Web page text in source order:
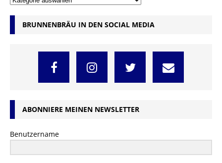
BRUNNENBRÄU IN DEN SOCIAL MEDIA
ABONNIERE MEINEN NEWSLETTER
Benutzername